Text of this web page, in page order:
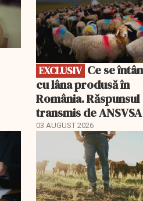
EXCLUSIV
cu lâna produsă în
România. Răspunsul
transmis de ANSVSA
03 AUGUST 2026